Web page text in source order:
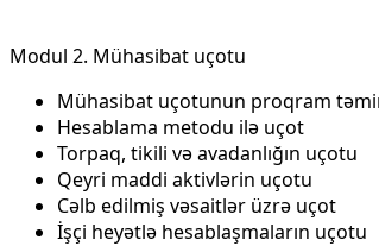
Modul 2. Mühasibat uçotu
Mühasibat uçotunun proqram
Hesablama metodu ilə uçot
Torpaq, tikili və avadanlığın uçotu
Qeyri maddi aktivlərin uçotu
Cəlb edilmiş vəsaitlər üzrə uçot
İşçi heyətlə hesablaşmaların uçotu